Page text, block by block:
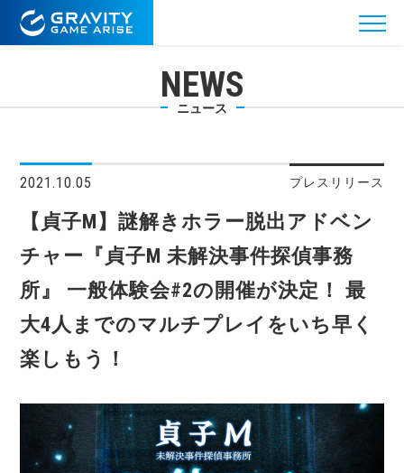
NEWS
ニュース
2021.10.05 プレスリリース
【貞子M】謎解きホラー脱出アドベン
チャー『貞子M 未解決事件探偵事務
所』 一般体験会#2の開催が決定！ 最
大4人までのマルチプレイをいち早く
楽しもう！